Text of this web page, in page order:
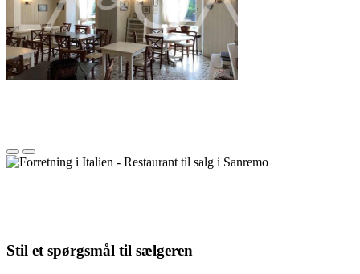
Stil et spørgsmål til sælgeren